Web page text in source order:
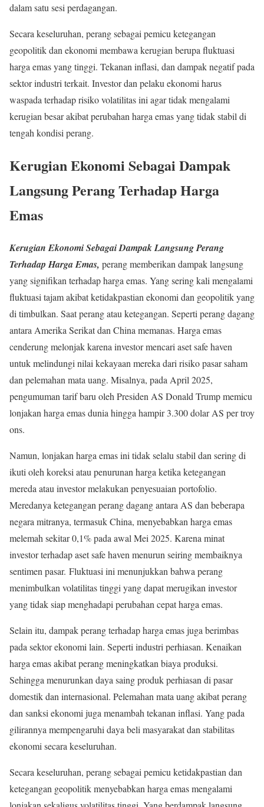
dalam satu sesi perdagangan.
Secara keseluruhan, perang sebagai pemicu ketegangan
geopolitik dan ekonomi membawa kerugian berupa fluktuasi
harga emas yang tinggi. Tekanan inflasi, dan dampak negatif pada
sektor industri terkait. Investor dan pelaku ekonomi harus
waspada terhadap risiko volatilitas ini agar tidak mengalami
kerugian besar akibat perubahan harga emas yang tidak stabil di
tengah kondisi perang.
Kerugian Ekonomi Sebagai Dampak
Langsung Perang Terhadap Harga
Emas
Kerugian Ekonomi Sebagai Dampak Langsung Perang
Terhadap Harga Emas, perang memberikan dampak langsung
yang signifikan terhadap harga emas. Yang sering kali mengalami
fluktuasi tajam akibat ketidakpastian ekonomi dan geopolitik yang
di timbulkan. Saat perang atau ketegangan. Seperti perang dagang
antara Amerika Serikat dan China memanas. Harga emas
cenderung melonjak karena investor mencari aset safe haven
untuk melindungi nilai kekayaan mereka dari risiko pasar saham
dan pelemahan mata uang. Misalnya, pada April 2025,
pengumuman tarif baru oleh Presiden AS Donald Trump memicu
lonjakan harga emas dunia hingga hampir 3.300 dolar AS per troy
ons.
Namun, lonjakan harga emas ini tidak selalu stabil dan sering di
ikuti oleh koreksi atau penurunan harga ketika ketegangan
mereda atau investor melakukan penyesuaian portofolio.
Meredanya ketegangan perang dagang antara AS dan beberapa
negara mitranya, termasuk China, menyebabkan harga emas
melemah sekitar 0,1% pada awal Mei 2025. Karena minat
investor terhadap aset safe haven menurun seiring membaiknya
sentimen pasar. Fluktuasi ini menunjukkan bahwa perang
menimbulkan volatilitas tinggi yang dapat merugikan investor
yang tidak siap menghadapi perubahan cepat harga emas.
Selain itu, dampak perang terhadap harga emas juga berimbas
pada sektor ekonomi lain. Seperti industri perhiasan. Kenaikan
harga emas akibat perang meningkatkan biaya produksi.
Sehingga menurunkan daya saing produk perhiasan di pasar
domestik dan internasional. Pelemahan mata uang akibat perang
dan sanksi ekonomi juga menambah tekanan inflasi. Yang pada
gilirannya mempengaruhi daya beli masyarakat dan stabilitas
ekonomi secara keseluruhan.
Secara keseluruhan, perang sebagai pemicu ketidakpastian dan
ketegangan geopolitik menyebabkan harga emas mengalami